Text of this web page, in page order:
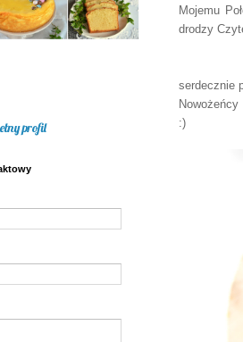
Mojemu
drodzy
serdecznie
Nowożeńcy
:)
profil